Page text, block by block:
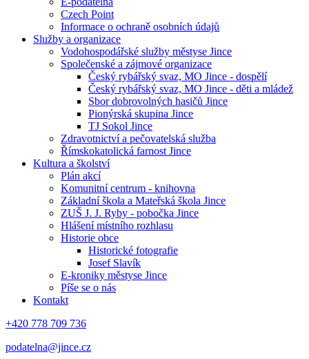
Czech Point
Informace o ochraně osobních údajů
Služby a organizace
Vodohospodářské služby městyse Jince
Společenské a zájmové organizace
Český rybářský svaz, MO Jince - dospělí
Český rybářský svaz, MO Jince - děti a mládež
Sbor dobrovolných hasičů Jince
Pionýrská skupina Jince
TJ Sokol Jince
Zdravotnictví a pečovatelská služba
Římskokatolická farnost Jince
Kultura a školství
Plán akcí
Komunitní centrum - knihovna
Základní škola a Mateřská škola Jince
ZUŠ J. J. Ryby - pobočka Jince
Hlášení místního rozhlasu
Historie obce
Historické fotografie
Josef Slavík
E-kroniky městyse Jince
Píše se o nás
Kontakt
+420 778 709 736
podatelna@jince.cz